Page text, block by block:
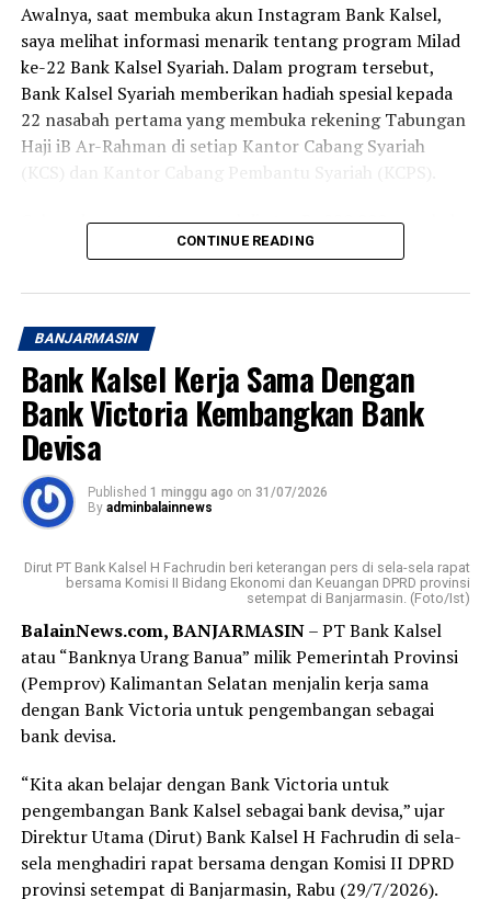
Awalnya, saat membuka akun Instagram Bank Kalsel,
saya melihat informasi menarik tentang program Milad
ke-22 Bank Kalsel Syariah. Dalam program tersebut,
Bank Kalsel Syariah memberikan hadiah spesial kepada
22 nasabah pertama yang membuka rekening Tabungan
Haji iB Ar-Rahman di setiap Kantor Cabang Syariah
(KCS) dan Kantor Cabang Pembantu Syariah (KCPS).
Cukup dengan setoran awal di atas Rp220.000, nasabah
berkesempatan memperoleh voucher belanja senilai
Agustus 2026 di 13 Kantor Cabang Syariah dan Kantor
Cabang Pembantu Syariah Bank Kalsel Syariah yang
tersebar di Kalimantan Selatan.
Karena tanggal 1 dan 2 Agustus bertepatan dengan hari
Sabtu dan Minggu, saya baru bisa datang pada Senin
pagi ke Kantor Cabang Syariah Bank Kalsel Syariah di
Jalan S. Parman, Banjarmasin.
Sesampainya di sana, saya disambut dengan ramah oleh
nomor antrean. Yang membuat saya terkesan, bahkan
sebelum formulir selesai saya isi, nomor antrean saya
sudah dipanggil. Proses pembukaan rekening
berlangsung cepat, tertib, dan pelayanan yang diberikan
terasa ramah serta membantu.
Bagi sebagian orang, membuka rekening mungkin
langkah awal yang penuh makna. Tabungan Haji bukan
sekadar buku tabungan, melainkan ikhtiar kecil untuk
mendekatkan diri pada impian besar, yaitu memenuhi
panggilan Allah SWT ke Tanah Suci.
CONTINUE READING
BANJARMASIN
Bank Kalsel Kerja Sama Dengan
Bank Victoria Kembangkan Bank
Devisa
Published 1 minggu ago on 31/07/2026
By adminbalainnews
Dirut PT Bank Kalsel H Fachrudin beri keterangan pers di sela-sela rapat
bersama Komisi II Bidang Ekonomi dan Keuangan DPRD provinsi
setempat di Banjarmasin. (Foto/Ist)
BalainNews.com, BANJARMASIN– PT Bank Kalsel
atau “Banknya Urang Banua” milik Pemerintah Provinsi
(Pemprov) Kalimantan Selatan menjalin kerja sama
dengan Bank Victoria untuk pengembangan sebagai
bank devisa.
“Kita akan belajar dengan Bank Victoria untuk
pengembangan Bank Kalsel sebagai bank devisa,” ujar
Direktur Utama (Dirut) Bank Kalsel H Fachrudin di sela-
sela menghadiri rapat bersama dengan Komisi II DPRD
provinsi setempat di Banjarmasin, Rabu (29/7/2026).